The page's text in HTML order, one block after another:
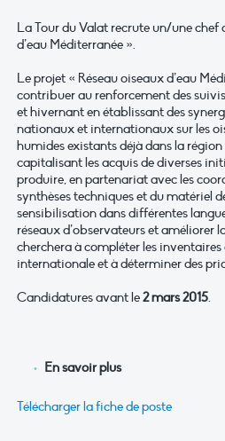
La Tour du Valat recrute un/une chef
d’eau Méditerranée ».
Le projet « Réseau oiseaux d’eau
contribuer au renforcement des
et hivernant en établissant des
nationaux et internationaux sur les
humides existants déjà dans la
capitalisant les acquis de diverses
produire, en partenariat avec les
synthèses techniques et du matériel
sensibilisation dans différentes
réseaux d’observateurs et améliorer
cherchera à compléter les inventaires
internationale et à déterminer des
Candidatures avant le2 mars 2015.
En savoir plus
Télécharger la fiche de poste